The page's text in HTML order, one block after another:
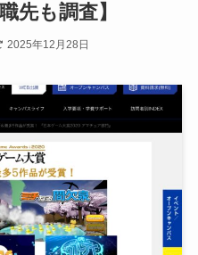
先も調査】
2025年12月28日